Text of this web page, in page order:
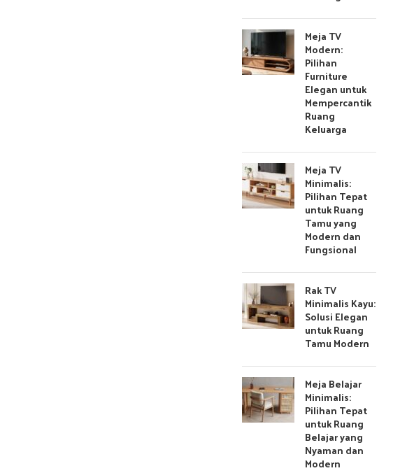
Meja TV
Modern:
Pilihan
Furniture
Elegan untuk
Mempercantik
Ruang
Keluarga
Meja TV
Minimalis:
Pilihan Tepat
untuk Ruang
Tamu yang
Modern dan
Fungsional
Rak TV
Minimalis Kayu:
Solusi Elegan
untuk Ruang
Tamu Modern
Meja Belajar
Minimalis:
Pilihan Tepat
untuk Ruang
Belajar yang
Nyaman dan
Modern